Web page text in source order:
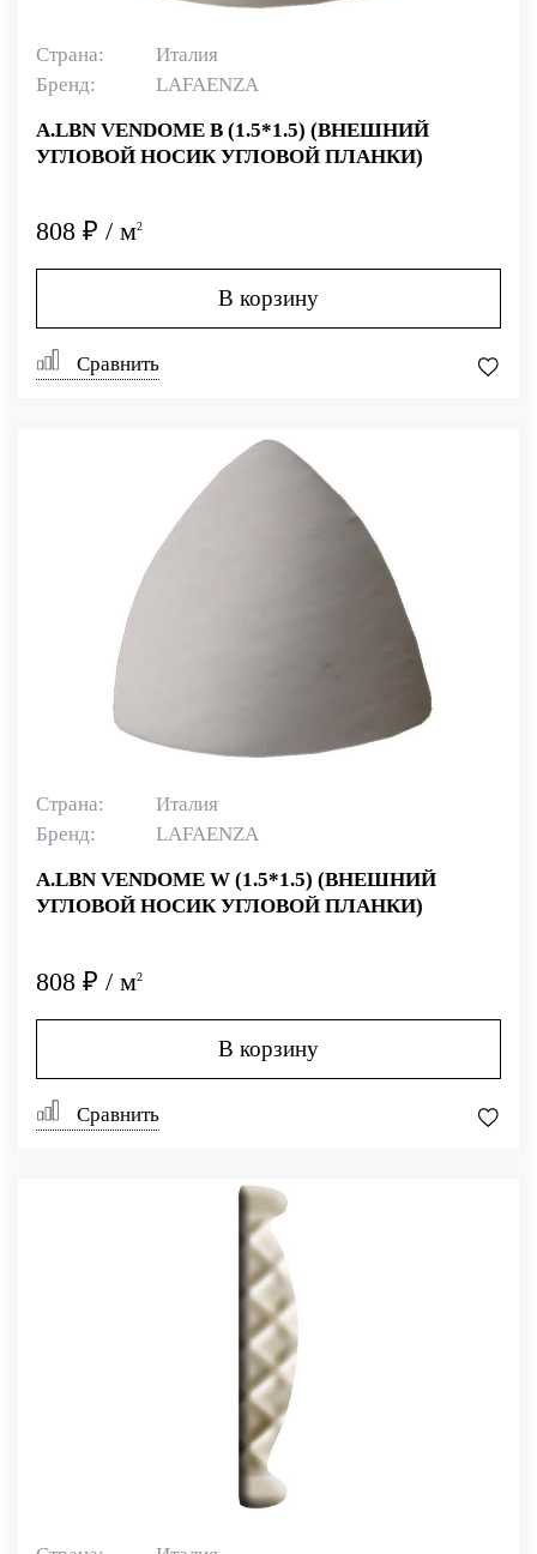
Страна:
Италия
Бренд:
LAFAENZA
A.LBN VENDOME B (1.5*1.5) (ВНЕШНИЙ
УГЛОВОЙ НОСИК УГЛОВОЙ ПЛАНКИ)
808 ₽ / м2
В корзину
Сравнить
Страна:
Италия
Бренд:
LAFAENZA
A.LBN VENDOME W (1.5*1.5) (ВНЕШНИЙ
УГЛОВОЙ НОСИК УГЛОВОЙ ПЛАНКИ)
808 ₽ / м2
В корзину
Сравнить